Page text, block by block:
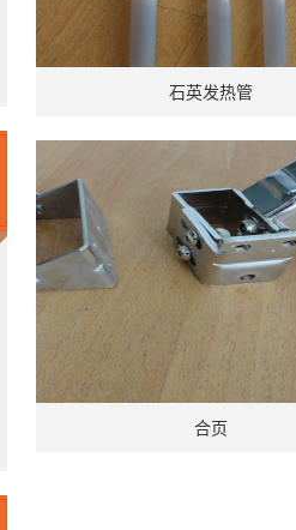
石英发热管
合页